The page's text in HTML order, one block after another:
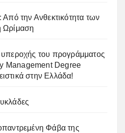
Από την Ανθεκτικότητα των
Ωρίμαση
του προγράμματος
Management Degree
στην Ελλάδα!
Φάβα της